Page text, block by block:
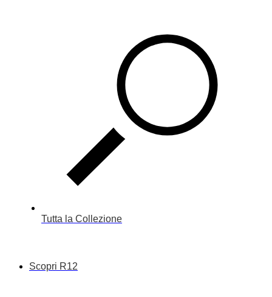
Tutta la Collezione
Scopri R12